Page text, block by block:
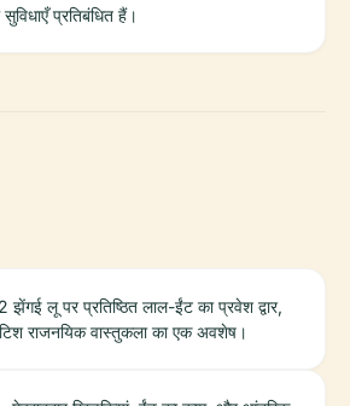
प्रतिबंधित हैं।
झेंगई लू पर प्रतिष्ठित लाल-ईंट का प्रवेश द्वार,
राजनयिक वास्तुकला का एक अवशेष।